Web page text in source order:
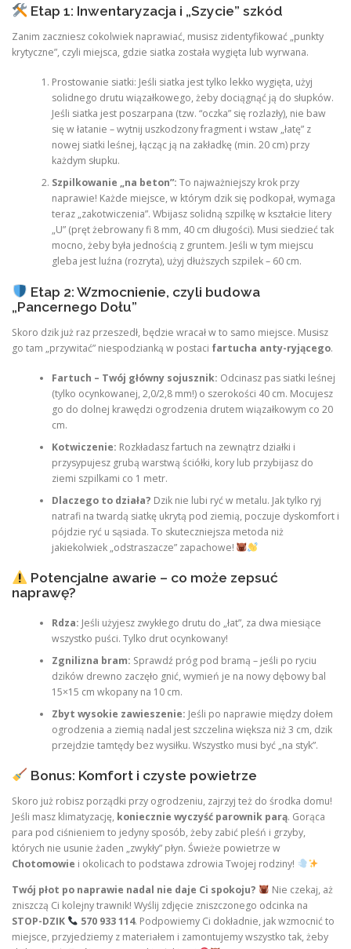
Etap 1: Inwentaryzacja i „Szycie” szkód
Zanim zaczniesz cokolwiek naprawiać, musisz zidentyfikować „punkty
krytyczne”, czyli miejsca, gdzie siatka została wygięta lub wyrwana.
Prostowanie siatki: Jeśli siatka jest tylko lekko wygięta, użyj
solidnego drutu wiązałkowego, żeby dociągnąć ją do słupków.
Jeśli siatka jest poszarpana (tzw. “oczka” się rozlazły), nie baw
się w łatanie – wytnij uszkodzony fragment i wstaw „łatę” z
nowej siatki leśnej, łącząc ją na zakładkę (min. 20 cm) przy
każdym słupku.
Szpilkowanie „na beton”: To najważniejszy krok przy
naprawie! Każde miejsce, w którym dzik się podkopał, wymaga
teraz „zakotwiczenia”. Wbijasz solidną szpilkę w kształcie litery
„U” (pręt żebrowany fi 8 mm, 40 cm długości). Musi siedzieć tak
mocno, żeby była jednością z gruntem. Jeśli w tym miejscu
gleba jest luźna (rozryta), użyj dłuższych szpilek – 60 cm.
Etap 2: Wzmocnienie, czyli budowa
„Pancernego Dołu”
Skoro dzik już raz przeszedł, będzie wracał w to samo miejsce. Musisz
go tam „przywitać” niespodzianką w postaci fartucha anty-ryjącego.
Fartuch – Twój główny sojusznik: Odcinasz pas siatki leśnej
(tylko ocynkowanej, 2,0/2,8 mm!) o szerokości 40 cm. Mocujesz
go do dolnej krawędzi ogrodzenia drutem wiązałkowym co 20
cm.
Kotwiczenie: Rozkładasz fartuch na zewnątrz działki i
przysypujesz grubą warstwą ściółki, kory lub przybijasz do
ziemi szpilkami co 1 metr.
Dlaczego to działa? Dzik nie lubi ryć w metalu. Jak tylko ryj
natrafi na twardą siatkę ukrytą pod ziemią, poczuje dyskomfort i
pójdzie ryć u sąsiada. To skuteczniejsza metoda niż
jakiekolwiek „odstraszacze” zapachowe!
Potencjalne awarie – co może zepsuć
naprawę?
Rdza: Jeśli użyjesz zwykłego drutu do „łat”, za dwa miesiące
wszystko puści. Tylko drut ocynkowany!
Zgnilizna bram: Sprawdź próg pod bramą – jeśli po ryciu
dzików drewno zaczęło gnić, wymień je na nowy dębowy bal
15×15 cm wkopany na 10 cm.
Zbyt wysokie zawieszenie: Jeśli po naprawie między dołem
ogrodzenia a ziemią nadal jest szczelina większa niż 3 cm, dzik
przejdzie tamtędy bez wysiłku. Wszystko musi być „na styk”.
Bonus: Komfort i czyste powietrze
Skoro już robisz porządki przy ogrodzeniu, zajrzyj też do środka domu!
Jeśli masz klimatyzację, koniecznie wyczyść parownik parą. Gorąca
para pod ciśnieniem to jedyny sposób, żeby zabić pleśń i grzyby,
których nie usunie żaden „zwykły” płyn. Świeże powietrze w
Chotomowie i okolicach to podstawa zdrowia Twojej rodziny!
Twój płot po naprawie nadal nie daje Ci spokoju?
Nie czekaj, aż
zniszczą Ci kolejny trawnik! Wyślij zdjęcie zniszczonego odcinka na
STOP-DZIK
570 933 114. Podpowiemy Ci dokładnie, jak wzmocnić to
miejsce, przyjedziemy z materiałem i zamontujemy wszystko tak, żeby